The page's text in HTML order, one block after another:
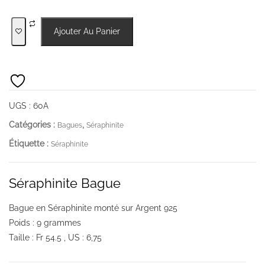
Ajouter Au Panier
UGS : 60A
Catégories : Bagues, Séraphinite
Étiquette : Séraphinite
Séraphinite Bague
Bague en Séraphinite monté sur Argent 925
Poids : 9 grammes
Taille : Fr 54.5 , US : 6,75